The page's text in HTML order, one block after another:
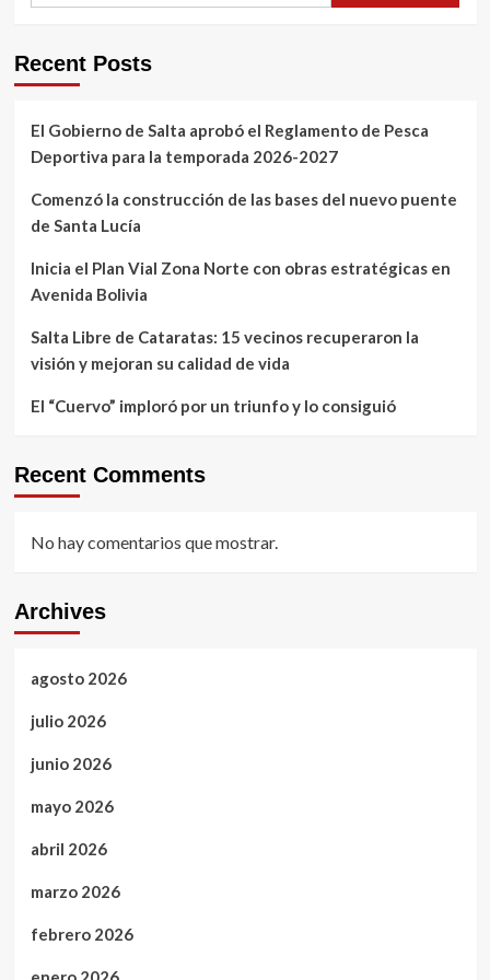
Recent Posts
El Gobierno de Salta aprobó el Reglamento de Pesca
Deportiva para la temporada 2026-2027
Comenzó la construcción de las bases del nuevo puente
de Santa Lucía
Inicia el Plan Vial Zona Norte con obras estratégicas en
Avenida Bolivia
Salta Libre de Cataratas: 15 vecinos recuperaron la
visión y mejoran su calidad de vida
El “Cuervo” imploró por un triunfo y lo consiguió
Recent Comments
No hay comentarios que mostrar.
Archives
agosto 2026
julio 2026
junio 2026
mayo 2026
abril 2026
marzo 2026
febrero 2026